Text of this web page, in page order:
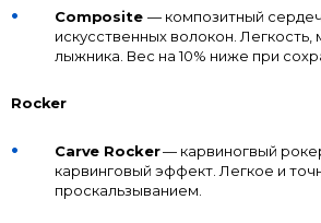
Composite — композитный
искусственных волокон.
лыжника. Вес на 10% ниже при
Rocker
Carve Rocker— карвиногвый
карвинговый эффект. Легкое и
проскальзыванием.